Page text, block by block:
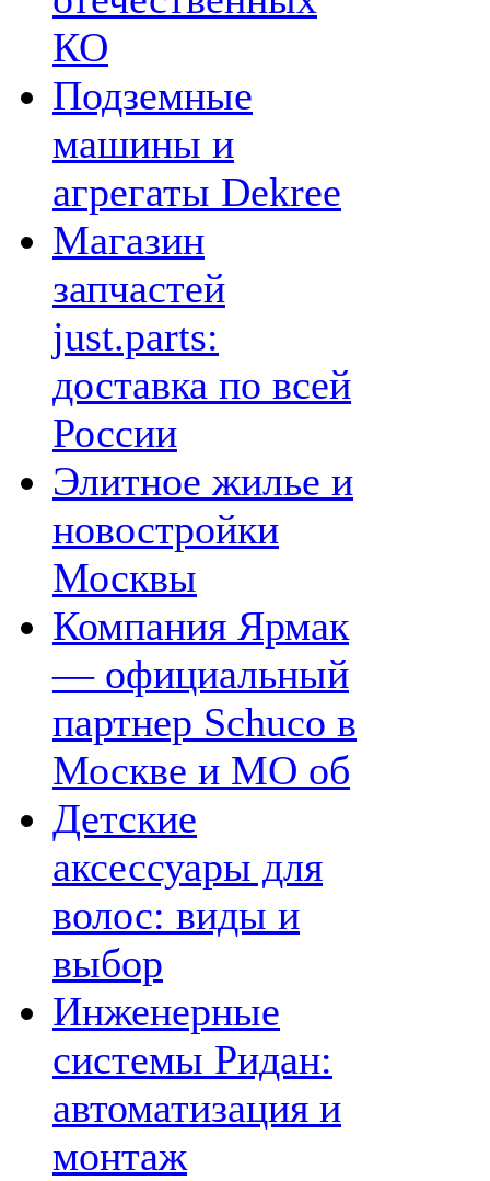
КО
Подземные
машины и
агрегаты Dekree
Магазин
запчастей
just.parts:
доставка по всей
России
Элитное жилье и
новостройки
Москвы
Компания Ярмак
— официальный
партнер Schuco в
Москве и МО об
Детские
аксессуары для
волос: виды и
выбор
Инженерные
системы Ридан:
автоматизация и
монтаж